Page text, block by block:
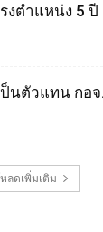
งตำแหน่ง 5 ปี
นตัวแทน กอจ
ลดเพิ่มเติม